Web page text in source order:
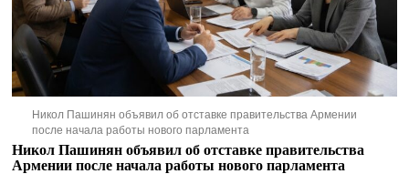
Никол Пашинян объявил об отставке правительства Армении
после начала работы нового парламента
Никол Пашинян объявил об отставке правительства
Армении после начала работы нового парламента